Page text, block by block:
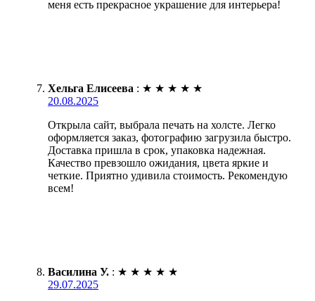
меня есть прекрасное украшение для интерьера!
Хельга Елисеева : ★ ★ ★ ★ ★
20.08.2025
Открыла сайт, выбрала печать на холсте. Легко
оформляется заказ, фотографию загрузила быстро.
Доставка пришла в срок, упаковка надежная.
Качество превзошло ожидания, цвета яркие и
четкие. Приятно удивила стоимость. Рекомендую
всем!
Василина У. : ★ ★ ★ ★ ★
29.07.2025